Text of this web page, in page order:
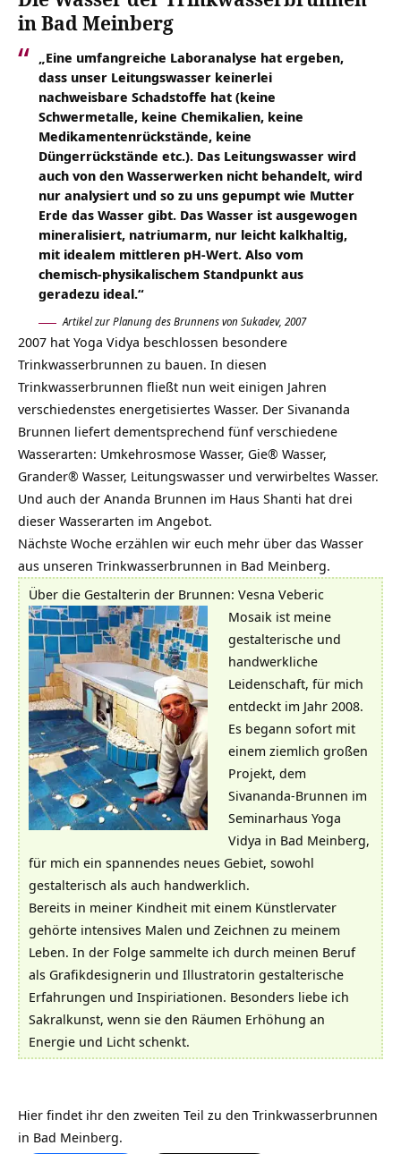
in Bad Meinberg
„Eine umfangreiche Laboranalyse hat ergeben,
dass unser Leitungswasser keinerlei
nachweisbare Schadstoffe hat (keine
Schwermetalle, keine Chemikalien, keine
Medikamentenrückstände, keine
Düngerrückstände etc.). Das Leitungswasser wird
auch von den Wasserwerken nicht behandelt, wird
nur analysiert und so zu uns gepumpt wie Mutter
Erde das Wasser gibt. Das Wasser ist ausgewogen
mineralisiert, natriumarm, nur leicht kalkhaltig,
mit idealem mittleren pH-Wert. Also vom
chemisch-physikalischem Standpunkt aus
geradezu ideal.“
Artikel zur Planung des Brunnens von Sukadev, 2007
2007 hat Yoga Vidya beschlossen besondere
Trinkwasserbrunnen zu bauen. In diesen
Trinkwasserbrunnen fließt nun weit einigen Jahren
verschiedenstes energetisiertes Wasser. Der Sivananda
Brunnen liefert dementsprechend fünf verschiedene
Wasserarten: Umkehrosmose Wasser, Gie® Wasser,
Grander® Wasser, Leitungswasser und verwirbeltes Wasser.
Und auch der Ananda Brunnen im Haus Shanti hat drei
dieser Wasserarten im Angebot.
Nächste Woche erzählen wir euch mehr über das Wasser
aus unseren Trinkwasserbrunnen in Bad Meinberg.
Über die Gestalterin der Brunnen: Vesna Veberic
Mosaik ist meine
gestalterische und
handwerkliche
Leidenschaft, für mich
entdeckt im Jahr 2008.
Es begann sofort mit
einem ziemlich großen
Projekt, dem
Sivananda-Brunnen im
Seminarhaus Yoga
Vidya in Bad Meinberg,
für mich ein spannendes neues Gebiet, sowohl
gestalterisch als auch handwerklich.
Bereits in meiner Kindheit mit einem Künstlervater
gehörte intensives Malen und Zeichnen zu meinem
Leben. In der Folge sammelte ich durch meinen Beruf
als Grafikdesignerin und Illustratorin gestalterische
Erfahrungen und Inspiriationen. Besonders liebe ich
Sakralkunst, wenn sie den Räumen Erhöhung an
Energie und Licht schenkt.
Hier findet ihr den zweiten Teil zu den Trinkwasserbrunnen
in Bad Meinberg.